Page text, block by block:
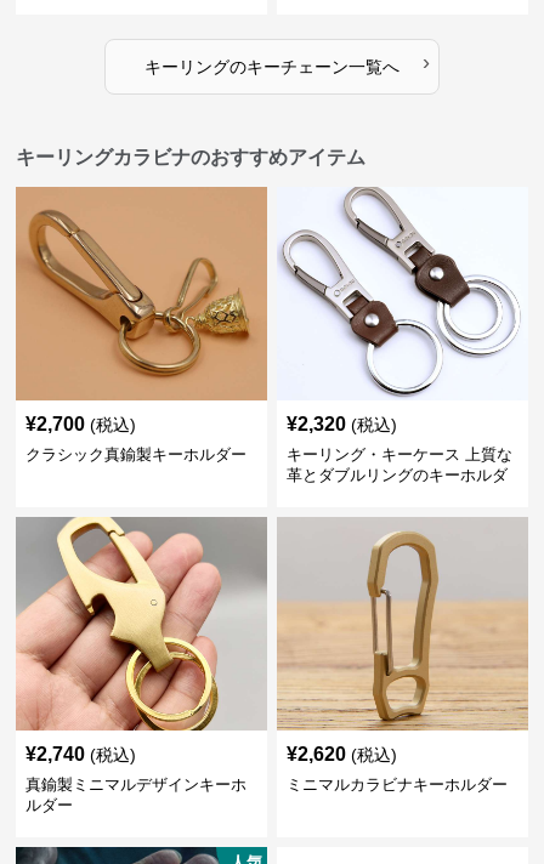
キーリングのキーチェーン一覧へ ›
キーリングカラビナのおすすめアイテム
¥2,700 (税込)
クラシック真鍮製キーホルダー
¥2,320 (税込)
キーリング・キーケース 上質な
革とダブルリングのキーホルダ
¥2,740 (税込)
真鍮製ミニマルデザインキーホ
ルダー
¥2,620 (税込)
ミニマルカラビナキーホルダー